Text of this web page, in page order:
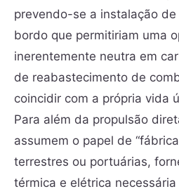
prevendo-se a instalação
bordo que permitiriam uma
inerentemente neutra em
de reabastecimento de
coincidir com a própria vida
Para além da propulsão
assumem o papel de
terrestres ou portuárias,
térmica e elétrica